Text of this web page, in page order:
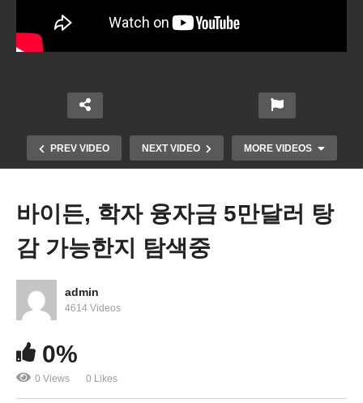
PREV VIDEO NEXT VIDEO MORE VIDEOS
고치
바이든, 학자 융자금 5만달러 탕
감 가능한지 탐색중
admin
4614 Videos
0%
0 Views 0 Likes